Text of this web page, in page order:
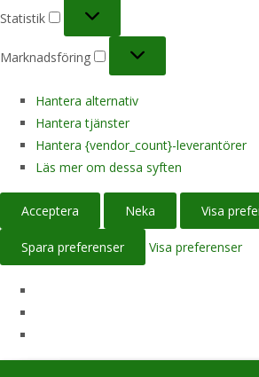
Statistik
Marknadsföring
Hantera alternativ
Hantera tjänster
Hantera {vendor_count}-leverantörer
Läs mer om dessa syften
Acceptera Neka Visa
Spara preferenser Visa preferenser